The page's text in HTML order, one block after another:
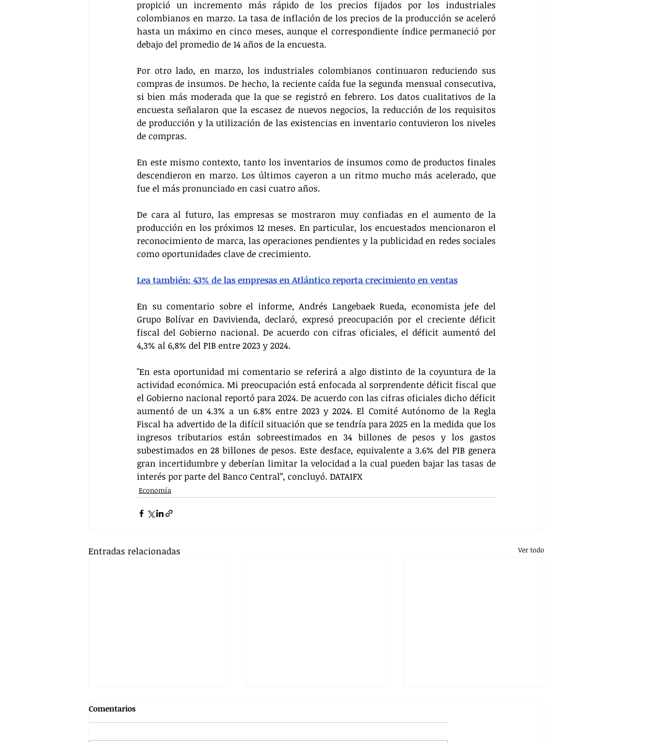
propició un incremento más rápido de los precios fijados por los industriales
colombianos en marzo. La tasa de inflación de los precios de la producción se aceleró
hasta un máximo en cinco meses, aunque el correspondiente índice permaneció por
debajo del promedio de 14 años de la encuesta.
Por otro lado, en marzo, los industriales colombianos continuaron reduciendo sus
compras de insumos. De hecho, la reciente caída fue la segunda mensual consecutiva,
si bien más moderada que la que se registró en febrero. Los datos cualitativos de la
encuesta señalaron que la escasez de nuevos negocios, la reducción de los requisitos
de producción y la utilización de las existencias en inventario contuvieron los niveles
de compras.
En este mismo contexto, tanto los inventarios de insumos como de productos finales
descendieron en marzo. Los últimos cayeron a un ritmo mucho más acelerado, que
fue el más pronunciado en casi cuatro años.
De cara al futuro, las empresas se mostraron muy confiadas en el aumento de la
producción en los próximos 12 meses. En particular, los encuestados mencionaron el
reconocimiento de marca, las operaciones pendientes y la publicidad en redes sociales
como oportunidades clave de crecimiento.
Lea también: 43% de las empresas en Atlántico reporta crecimiento en ventas
En su comentario sobre el informe, Andrés Langebaek Rueda, economista jefe del
Grupo Bolívar en Davivienda, declaró, expresó preocupación por el creciente déficit
fiscal del Gobierno nacional. De acuerdo con cifras oficiales, el déficit aumentó del
4,3% al 6,8% del PIB entre 2023 y 2024.
"En esta oportunidad mi comentario se referirá a algo distinto de la coyuntura de la
actividad económica. Mi preocupación está enfocada al sorprendente déficit fiscal que
el Gobierno nacional reportó para 2024. De acuerdo con las cifras oficiales dicho déficit
aumentó de un 4.3% a un 6.8% entre 2023 y 2024. El Comité Autónomo de la Regla
Fiscal ha advertido de la difícil situación que se tendría para 2025 en la medida que los
ingresos tributarios están sobreestimados en 34 billones de pesos y los gastos
subestimados en 28 billones de pesos. Este desface, equivalente a 3.6% del PIB genera
gran incertidumbre y deberían limitar la velocidad a la cual pueden bajar las tasas de
interés por parte del Banco Central”, concluyó. DATAIFX
Economía
Entradas relacionadas Ver todo
Comentarios